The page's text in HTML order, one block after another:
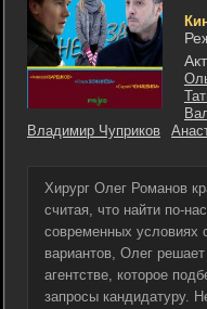
Владимир Чуприков
Хирург Олег Романов
считая, что найти по-
современных условиях
вариантов, Олег
агентстве, которое
запросы кандидатуру.